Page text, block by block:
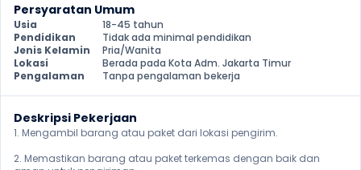
Persyaratan Umum
Usia
18-45 tahun
Pendidikan
Tidak ada minimal pendidikan
Jenis Kelamin
Pria/Wanita
Lokasi
Berada pada Kota Adm. Jakarta Timur
Pengalaman
Tanpa pengalaman bekerja
Deskripsi Pekerjaan
1. Mengambil barang atau paket dari lokasi pengirim.
2. Memastikan barang atau paket terkemas dengan baik dan